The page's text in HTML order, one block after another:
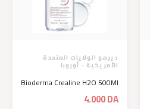
ديرمو الولايات المتحدة
الأمريكية - أوروبا
Bioderma Crealine H2O 500Ml
4.000DA